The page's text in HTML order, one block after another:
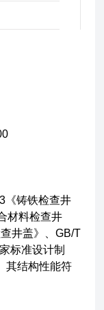
《铸铁检查井
材料检查井
井盖》、GB/T
标准设计制
其结构性能符